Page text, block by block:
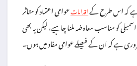
ہے کہ اس طرح کےاقداماتعوامی اعتماد کو متاثر
کو مناسب معاوضہ ملنا چاہیے، لیکن یہ بھی
ہے کہ ان کے فیصلے عوامی مفاد میں ہوں۔